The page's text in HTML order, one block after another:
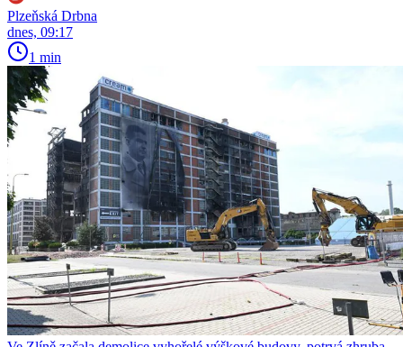
Plzeňská Drbna
dnes, 09:17
1 min